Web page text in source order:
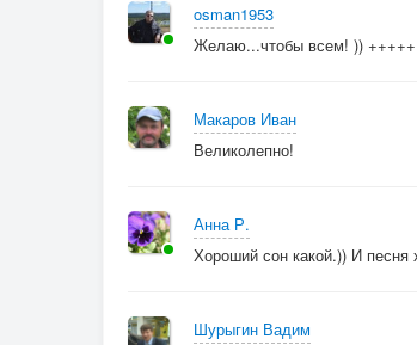
osman1953
Желаю...чтобы всем! )) +++++
Макаров Иван
Великолепно!
Анна Р.
Хороший сон какой.)) И песня
Шурыгин Вадим